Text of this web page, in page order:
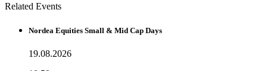
Related Events
Nordea Equities Small & Mid Cap Days
19.08.2026